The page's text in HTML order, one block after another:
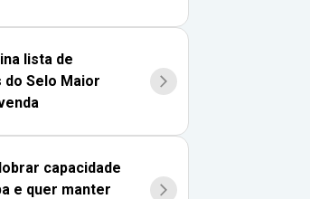
lista de
Selo Maior
capacidade
e quer manter